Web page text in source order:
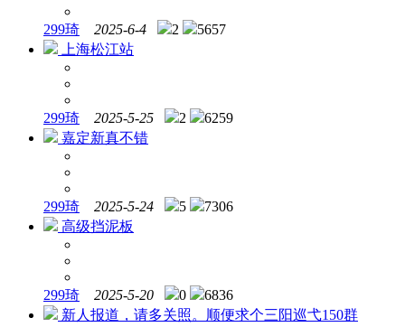
299琦 2025-6-4 2
5657
上海松江站
299琦 2025-5-25 2
6259
嘉定新真不错
299琦 2025-5-24 5
7306
高级挡泥板
299琦 2025-5-20 0
6836
新人报道，请多关照。顺便求个三阳巡弋150群